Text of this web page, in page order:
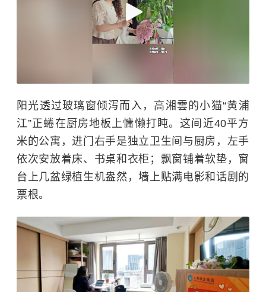
阳光透过玻璃窗倾泻而入，高湘雲的小猫“黄浦
江”正蜷在厨房地板上慵懒打盹。这间近40平方
米的公寓，进门右手是独立卫生间与厨房，左手
依次安放着床、书桌和衣柜；飘窗铺着软垫，窗
台上几盆绿植生机盎然，墙上贴满电影和话剧的
票根。